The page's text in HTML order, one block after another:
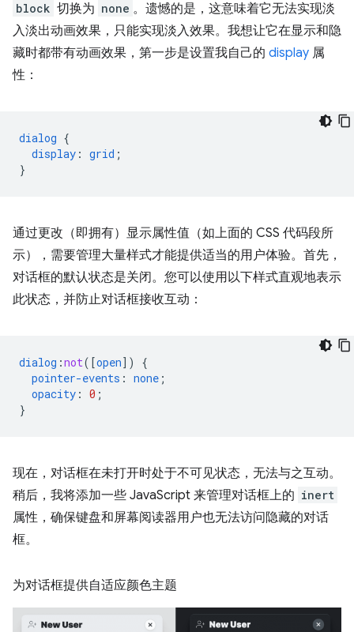
block 切换为 none 。遗憾的是，这意味着它无法实现淡
入淡出动画效果，只能实现淡入效果。我想让它在显示和隐
藏时都带有动画效果，第一步是设置我自己的 display 属
性：
dialog {
display : grid ;
}
通过更改（即拥有）显示属性值（如上面的 CSS 代码段所
示），需要管理大量样式才能提供适当的用户体验。首先，
对话框的默认状态是关闭。您可以使用以下样式直观地表示
此状态，并防止对话框接收互动：
dialog :not([open])
{
pointer-events : none ;
opacity : 0 ;
}
现在，对话框在未打开时处于不可见状态，无法与之互动。
稍后，我将添加一些 JavaScript 来管理对话框上的 inert
属性，确保键盘和屏幕阅读器用户也无法访问隐藏的对话
框。
为对话框提供自适应颜色主题